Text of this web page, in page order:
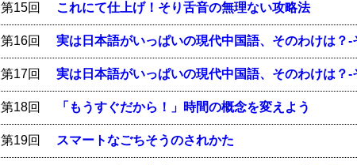
第15回 これにて仕上げ！そり舌音の無理ない攻略法
第16回 実は日本語がいっぱいの現代中国語、そのわけは？-
第17回 実は日本語がいっぱいの現代中国語、そのわけは？-
第18回 「もうすぐだから！」時間の概念を変えよう
第19回 スマートなごちそうのされかた